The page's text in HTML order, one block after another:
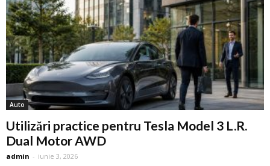
Auto
Utilizări practice pentru Tesla Model 3 L.R.
Dual Motor AWD
admin - iunie 3, 2026